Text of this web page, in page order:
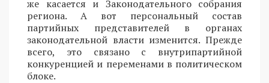
же касается и Законодательного собрания
региона. А вот персональный состав
партийных представителей в органах
законодательной власти изменится. Прежде
всего, это связано с внутрипартийной
конкуренцией и переменами в политическом
блоке.